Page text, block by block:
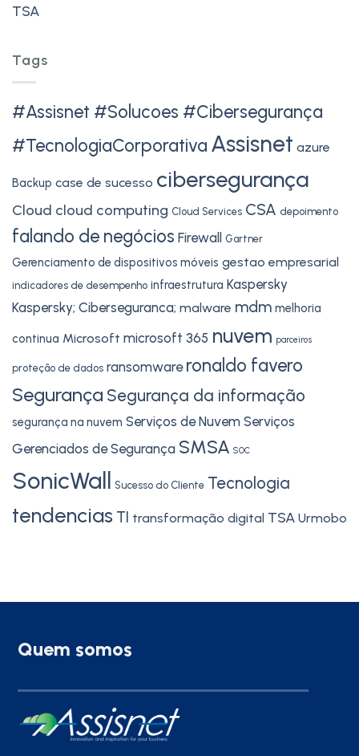
TSA
Tags
#Assisnet #Solucoes #Cibersegurança
#TecnologiaCorporativa Assisnet azure
Backup case de sucesso cibersegurança
Cloud cloud computing Cloud Services CSA depoimento
falando de negócios Firewall Gartner
Gerenciamento de dispositivos móveis gestao empresarial
indicadores de desempenho infraestrutura Kaspersky
Kaspersky; Ciberseguranca; malware mdm melhoria
continua Microsoft microsoft 365 nuvem parceiros
proteção de dados ransomware ronaldo favero
Segurança Segurança da informação
segurança na nuvem Serviços de Nuvem Serviços
Gerenciados de Segurança SMSA SOC
SonicWall Sucesso do Cliente Tecnologia
tendencias TI transformação digital TSA Urmobo
Quem somos